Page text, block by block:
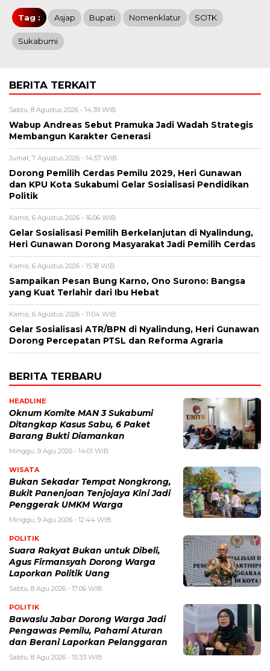
Tag : Asjap Bupati Nomenklatur SOTK
Sukabumi
BERITA TERKAIT
Sabtu, 8 Agustus 2026 - 14:39 WIB
Wabup Andreas Sebut Pramuka Jadi Wadah Strategis
Membangun Karakter Generasi ‎
Jumat, 7 Agustus 2026 - 14:57 WIB
Dorong Pemilih Cerdas Pemilu 2029, Heri Gunawan
dan KPU Kota Sukabumi Gelar Sosialisasi Pendidikan
Politik
Kamis, 6 Agustus 2026 - 16:06 WIB
Gelar Sosialisasi Pemilih Berkelanjutan di Nyalindung,
Heri Gunawan Dorong Masyarakat Jadi Pemilih Cerdas
Kamis, 6 Agustus 2026 - 15:18 WIB
Sampaikan Pesan Bung Karno, Ono Surono: Bangsa
yang Kuat Terlahir dari Ibu Hebat
Kamis, 6 Agustus 2026 - 11:04 WIB
Gelar Sosialisasi ATR/BPN di Nyalindung, Heri Gunawan
Dorong Percepatan PTSL dan Reforma Agraria
BERITA TERBARU
HEADLINE
Oknum Komite MAN 3 Sukabumi
Ditangkap Kasus Sabu, 6 Paket
Barang Bukti Diamankan
Minggu, 9 Agu 2026 - 14:01 WIB
WISATA
Bukan Sekadar Tempat Nongkrong,
Bukit Panenjoan Tenjojaya Kini Jadi
Penggerak UMKM Warga
Minggu, 9 Agu 2026 - 12:44 WIB
POLITIK
Suara Rakyat Bukan untuk Dibeli,
Agus Firmansyah Dorong Warga
Laporkan Politik Uang
Sabtu, 8 Agu 2026 - 17:06 WIB
POLITIK
Bawaslu Jabar Dorong Warga Jadi
Pengawas Pemilu, Pahami Aturan
dan Berani Laporkan Pelanggaran
Sabtu, 8 Agu 2026 - 15:33 WIB